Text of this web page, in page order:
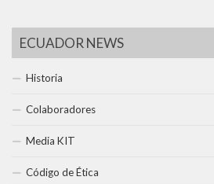
ECUADOR NEWS
Historia
Colaboradores
Media KIT
Código de Ética